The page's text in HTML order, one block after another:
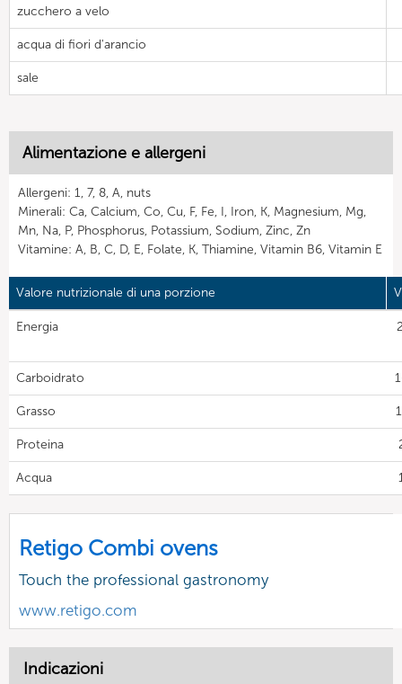
zucchero a velo
acqua di fiori d'arancio
sale
Alimentazione e allergeni
Allergeni: 1, 7, 8, A, nuts
Minerali: Ca, Calcium, Co, Cu, F, Fe, I, Iron, K, Magnesium, Mg,
Mn, Na, P, Phosphorus, Potassium, Sodium, Zinc, Zn
Vitamine: A, B, C, D, E, Folate, K, Thiamine, Vitamin B6, Vitamin E
Valore nutrizionale di una porzione
Energia
Carboidrato
Grasso
Proteina
Acqua
Retigo Combi ovens
Touch the professional gastronomy
www.retigo.com
Indicazioni